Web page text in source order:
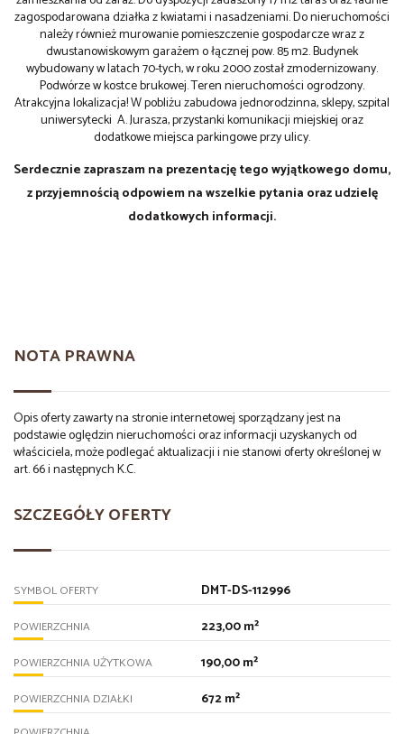
zagospodarowana działka z kwiatami i nasadzeniami.Do nieruchomości
należy również murowanie pomieszczenie gospodarcze wraz z
dwustanowiskowym garażem o łącznej pow. 85 m2.Budynek
wybudowany w latach 70-tych, w roku 2000 został zmodernizowany.
Podwórze w kostce brukowej. Teren nieruchomości ogrodzony.
Atrakcyjna lokalizacja! W pobliżu zabudowa jednorodzinna, sklepy, szpital
uniwersytecki A. Jurasza, przystanki komunikacji miejskiej oraz
dodatkowe miejsca parkingowe przy ulicy.
Serdecznie zapraszam na prezentację tego wyjątkowego domu,
z przyjemnością odpowiem na wszelkie pytania oraz udzielę
dodatkowych informacji.
NOTA PRAWNA
Opis oferty zawarty na stronie internetowej sporządzany jest na
podstawie oględzin nieruchomości oraz informacji uzyskanych od
właściciela, może podlegać aktualizacji i nie stanowi oferty określonej w
art. 66 i następnych K.C.
SZCZEGÓŁY OFERTY
SYMBOL OFERTY DMT-DS-112996
POWIERZCHNIA 223,00 m²
POWIERZCHNIA UŻYTKOWA 190,00 m²
POWIERZCHNIA DZIAŁKI 672 m²